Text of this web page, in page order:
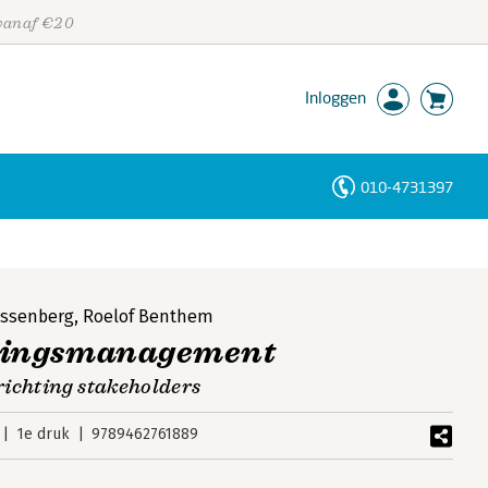
€20
Inloggen
010-4731397
, Roelof Benthem
stakeholders
1e druk 9789462761889
Personen